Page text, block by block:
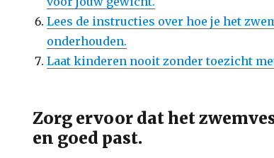
Lees de instructies over hoe je het
onderhouden.
Laat kinderen nooit zonder toezicht
Zorg ervoor dat het
en goed past.